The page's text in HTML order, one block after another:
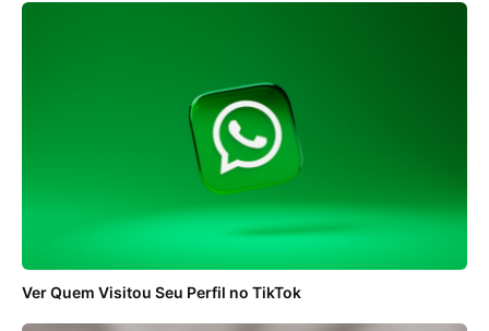
Ver Quem Visitou Seu Perfil no TikTok